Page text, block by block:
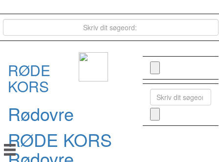
RØDE
KORS
Rødovre
RØDE KORS